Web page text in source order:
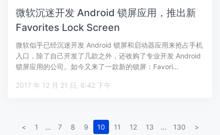
微软沉迷开发 Android 锁屏应用，推出新
Favorites Lock Screen
微软似乎已经沉迷开发 Android 锁屏和启动器应用来抢占手机
入口，除了自己开发了几款之外，还收购了专业开发 Android
锁屏应用的公司。如今又来了一款新的锁屏：Favori…
2017 年 12 月 21 日, 6:42 下午
< 1 ... 7 8 9 10 11 12 13 ... 130 >